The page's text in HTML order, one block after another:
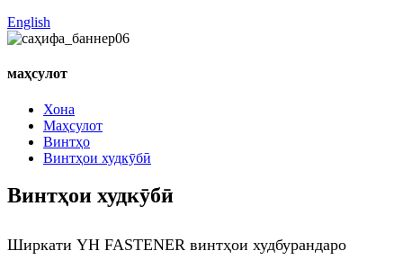
English
маҳсулот
Хона
Маҳсулот
Винтҳо
Винтҳои худкӯбӣ
Винтҳои худкӯбӣ
Ширкати YH FASTENER винтҳои худбурандаро